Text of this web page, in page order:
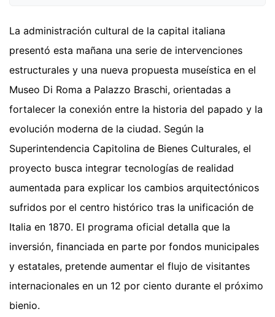
La administración cultural de la capital italiana
presentó esta mañana una serie de intervenciones
estructurales y una nueva propuesta museística en el
Museo Di Roma a Palazzo Braschi, orientadas a
fortalecer la conexión entre la historia del papado y la
evolución moderna de la ciudad. Según la
Superintendencia Capitolina de Bienes Culturales, el
proyecto busca integrar tecnologías de realidad
aumentada para explicar los cambios arquitectónicos
sufridos por el centro histórico tras la unificación de
Italia en 1870. El programa oficial detalla que la
inversión, financiada en parte por fondos municipales
y estatales, pretende aumentar el flujo de visitantes
internacionales en un 12 por ciento durante el próximo
bienio.